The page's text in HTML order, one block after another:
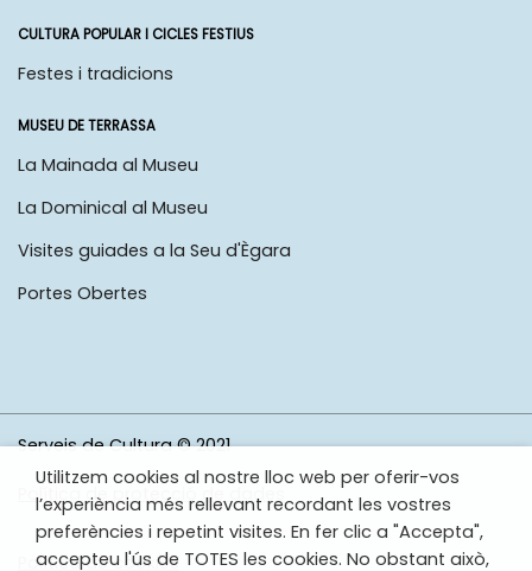
CULTURA POPULAR I CICLES FESTIUS
Festes i tradicions
MUSEU DE TERRASSA
La Mainada al Museu
La Dominical al Museu
Visites guiades a la Seu d'Ègara
Portes Obertes
Serveis de Cultura © 2021
Política de protecció de dades
Política de cookies
Utilitzem cookies al nostre lloc web per oferir-vos
l’experiència més rellevant recordant les vostres
preferències i repetint visites. En fer clic a "Accepta",
accepteu l'ús de TOTES les cookies. No obstant això,